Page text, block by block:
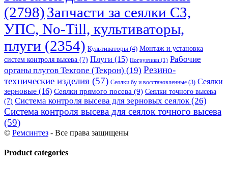
(2798)Запчасти за сеялки СЗ,
УПС, No-Till, культиваторы,
плуги (2354) Культиваторы (4) Монтаж и установка
систем контроля высева (7) Плуги (15) Погрузчики (1) Рабочие
органы плугов Текrоne (Текрон) (19) Резино-
технические изделия (57) Сеялки бу и восстановленные (3) Сеялки
зерновые (16) Сеялки прямого посева (9) Сеялки точного высева
(7) Система контроля высева для зерновых сеялок(26)
Система контроля высева для сеялок точного высева
(59)
© Ремсинтез - Все права защищены
Product categories